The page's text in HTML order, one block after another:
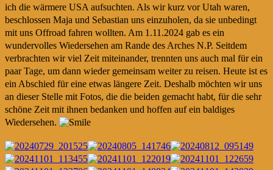
ich die wärmere USA aufsuchten. Als wir kurz vor Utah waren,
beschlossen Maja und Sebastian uns einzuholen, da sie unbedingt
mit uns Offroad fahren wollten. Am 1.11.2024 gab es ein
wundervolles Wiedersehen am Rande des Arches N.P. Seitdem
verbrachten wir viel Zeit miteinander, trennten uns auch mal für ein
paar Tage, um dann wieder gemeinsam weiter zu reisen. Heute ist es
ein Abschied für eine etwas längere Zeit. Deshalb möchten wir uns
an dieser Stelle mit Fotos, die die beiden gemacht habt, für die sehr
schöne Zeit mit ihnen bedanken und hoffen auf ein baldiges
Wiedersehen.